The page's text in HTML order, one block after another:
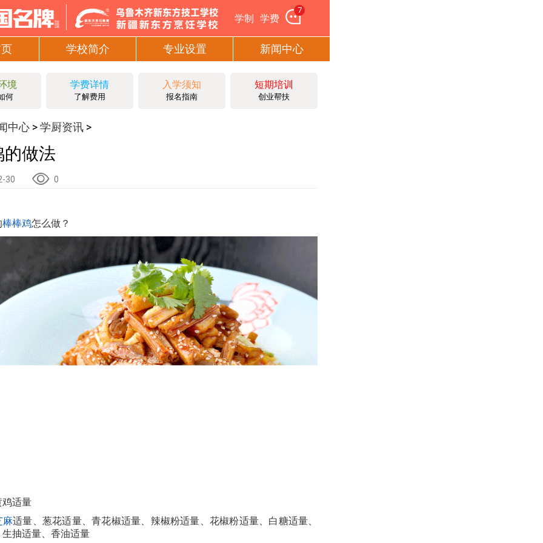
学制 学费
7
学校简介 专业设置 新闻中心
境
何
学费详情
了解费用
入学须知
报名指南
短期培训
创业帮扶
中心> 学厨资讯>
做法
30 0
棒棒鸡怎么做？
适量
麻适量、葱花适量、青花椒适量、辣椒粉适量、花椒粉适量、白糖适量、
抽适量、香油适量